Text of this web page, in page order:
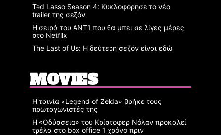
Ted Lasso Season 4: Κυκλοφόρησε το νέο
trailer της σεζόν
Η σειρά του ΑΝΤ1 που θα μπει σε λίγες μέρες
στο Netflix
The Last of Us: Η δεύτερη σεζόν είναι εδώ
MOVIES
Η ταινία «Legend of Zelda» βρήκε τους
πρωταγωνιστές της
Η «Οδύσσεια» του Κρίστοφερ Νόλαν προκαλεί
τρέλα στο box office 1 χρόνο πριν